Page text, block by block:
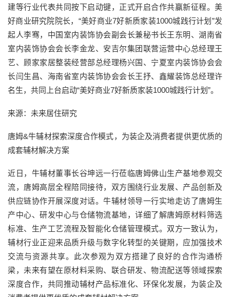
建等行业代表共同按下启动键，正式开启合作共赢新征程。美
好商业研究院院长，“美好商业7好新质家装1000城践行计划”发
起人李骞，中国室内装饰协会副会长兼秘书长王东明、湖南省
室内装饰协会会长李金龙、安吉尔集团联营运营中心总经理王
艺、顾家家居整装经营部总经理杨兴国、宁夏室内装饰协会会
长闫生昌、海南省室内装饰协会会长王抒、鑫耀装饰总经理许
名生，共同上台启动“美好商业7好新质家装1000城践行计划”。
来源：未来居住研究
唐姆&牛辅材探索深度合作模式，为装企及消费者提供更优质的
成套辅材解决方案
近日，牛辅材董事长谷坤远一行莅临唐姆佛山生产基地参观交
流，唐姆高层全程陪同接待，双方围绕行业发展、产品创新及
供应链协作开展深度对话。牛辅材领导一行实地走访了唐姆生
产中心、研发中心与仓储物流基地，详细了解唐姆原材料筛选
标准、生产工艺流程及智能化仓储管理模式。双方一致认为，
辅材行业正迎来品质升级与数字化转型的关键期，应加强技术
交流与资源共享。此次参观为双方搭建了良好的合作沟通桥
梁，未来有望在原材料采购、联合研发、物流配送等领域探索
深度合作，共同推动辅材产品标准化、环保化发展，为装企及